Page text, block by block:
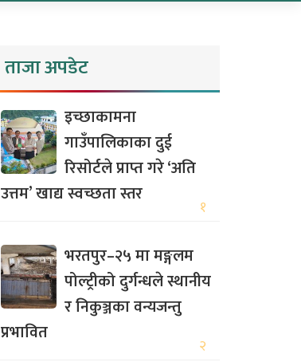
ताजा अपडेट
इच्छाकामना
गाउँपालिकाका दुई
रिसोर्टले प्राप्त गरे ‘अति
उत्तम’ खाद्य स्वच्छता स्तर
१
भरतपुर–२५ मा मङ्गलम
पोल्ट्रीको दुर्गन्धले स्थानीय
र निकुञ्जका वन्यजन्तु
प्रभावित
२